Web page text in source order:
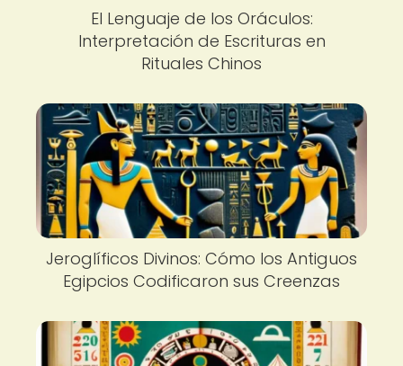
El Lenguaje de los Oráculos:
Interpretación de Escrituras en
Rituales Chinos
Jeroglíficos Divinos: Cómo los Antiguos
Egipcios Codificaron sus Creenzas